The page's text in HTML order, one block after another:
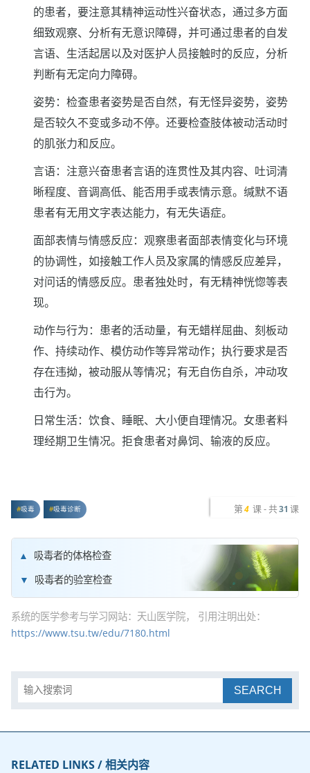
的患者，要注意其精神运动性兴奋状态，通过多方面
细致观察、分析有无意识障碍，并可通过患者的自发
言语、生活起居以及对医护人员接触时的反应，分析
判断有无定向力障碍。
姿势：检查患者姿势是否自然，有无怪异姿势，姿势
是否较久不变或多动不停。还要检查肢体被动活动时
的肌张力和反应。
言语：注意兴奋患者言语的连贯性及其内容、吐词清
晰程度、音调高低、能否用手或表情示意。缄默不语
患者有无用文字表达能力，有无失语症。
面部表情与情感反应：观察患者面部表情变化与环境
的协调性，如接触工作人员及家属的情感反应差异，
对问话的情感反应。患者独处时，有无精神恍惚等表
现。
动作与行为：患者的活动量，有无蜡样屈曲、刻板动
作、持续动作、模仿动作等异常动作；执行要求是否
存在违拗，被动服从等情况；有无自伤自杀，冲动攻
击行为。
日常生活：饮食、睡眠、大小便自理情况。女患者料
理经期卫生情况。拒食患者对鼻饲、输液的反应。
吸毒 吸毒诊断 第 4 课 - 共31 课
吸毒者的体格检查
吸毒者的验室检查
系统的医学参考与学习网站：天山医学院， 引用注明出处：
https://www.tsu.tw/edu/7180.html
SEARCH
RELATED LINKS / 相关内容